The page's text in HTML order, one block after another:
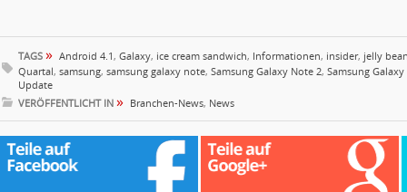
TAGS » Android 4.1 , Galaxy, ice cream sandwich, Informationen, insider, jelly
Quartal, samsung, samsung galaxy note, Samsung Galaxy Note 2, Samsung Galaxy
Update
VERÖFFENTLICHT IN » Branchen-News, News